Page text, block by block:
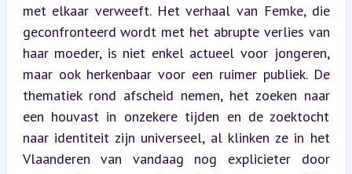
met elkaar verweeft. Het verhaal van Femke, die
geconfronteerd wordt met het abrupte verlies van
haar moeder, is niet enkel actueel voor jongeren,
maar ook herkenbaar voor een ruimer publiek. De
thematiek rond afscheid nemen, het zoeken naar
een houvast in onzekere tijden en de zoektocht
naar identiteit zijn universeel, al klinken ze in het
Vlaanderen van vandaag nog explicieter door